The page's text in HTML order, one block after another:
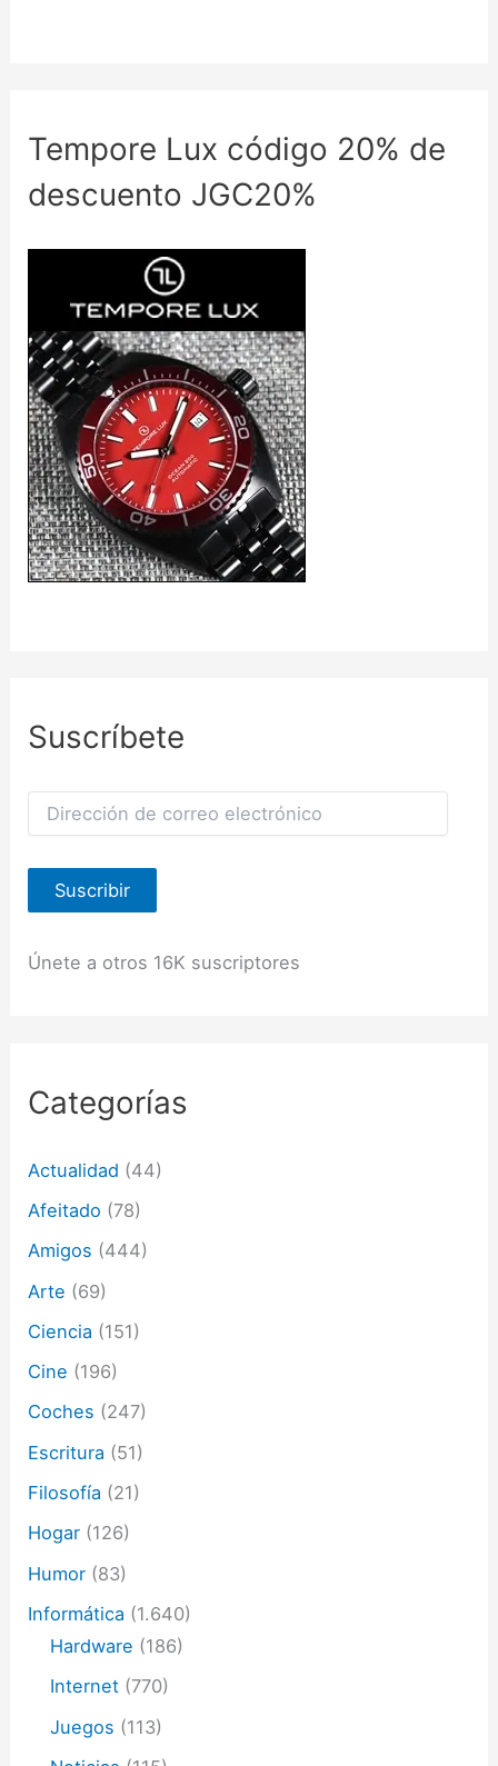
Tempore Lux código 20% de
descuento JGC20%
Suscríbete
e
c
ó
r
r
e
e
c
r
n
c
o
Suscribir
Únete a otros 16K suscriptores
Categorías
Actualidad (44)
Afeitado (78)
Amigos (444)
Arte (69)
Ciencia (151)
Cine (196)
Coches (247)
Escritura (51)
Filosofía (21)
Hogar (126)
Humor (83)
Informática (1.640)
Hardware (186)
Internet (770)
Juegos (113)